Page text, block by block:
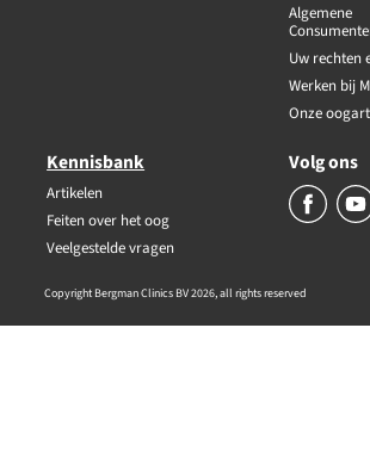
Algemene
Uw rechten
Werken bij
Onze
Kennisbank
Artikelen
Feiten over het oog
Veelgestelde vragen
Volg ons
Copyright Bergman Clinics BV 2026, all rights reserved